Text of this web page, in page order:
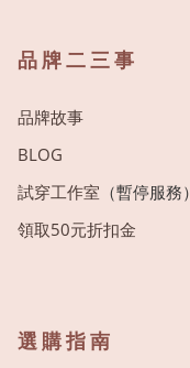
品牌二三事
品牌故事
BLOG
試穿工作室 （暫停服務）
領取50元折扣金
選購指南